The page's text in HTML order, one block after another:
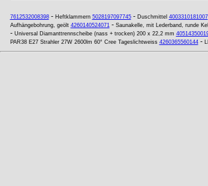
7612532008398- Heftklammern 5028197097745- Duschmittel 4003310181007
Aufhängebohrung, geölt 4260140524071- Saunakelle, mit Lederband, runde
- Universal Diamanttrennscheibe (nass + trocken) 200 x 22,2 mm
PAR38 E27 Strahler 27W 2600lm 60° Cree Tageslichtweiss 4260365560144-